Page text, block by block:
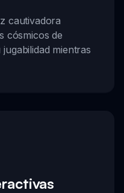
cautivadora
cósmicos de
mientras